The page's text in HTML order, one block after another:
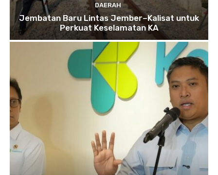
DAERAH
Jembatan Baru Lintas Jember–Kalisat untuk
Perkuat Keselamatan KA